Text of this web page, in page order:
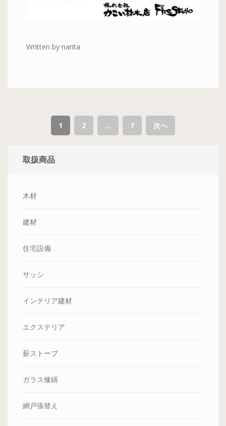
Written by narita
1 2 … 7 次へ
取扱商品
木材
建材
住宅設備
サッシ
インテリア建材
エクステリア
薪ストーブ
ガラス修繕
網戸張替え